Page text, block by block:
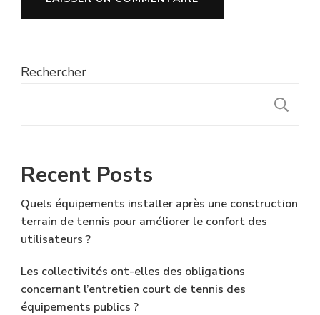
Rechercher
Recent Posts
Quels équipements installer après une construction
terrain de tennis pour améliorer le confort des
utilisateurs ?
Les collectivités ont-elles des obligations
concernant l’entretien court de tennis des
équipements publics ?